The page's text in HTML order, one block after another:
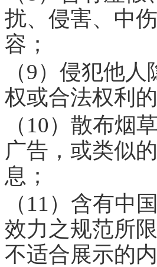
扰、侵害、中
容；
（9）侵犯他
权或合法权利的
（10）散布烟
广告，或类似
息；
（11）含有中
效力之规范所
不适合展示的内